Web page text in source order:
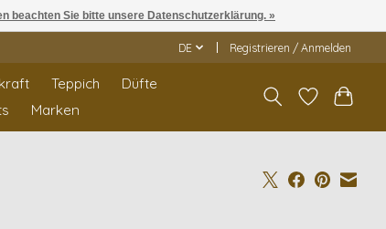
DE Registrieren / Anmelden
Teppich
Düfte
Marken
beachten Sie bitte unsere Datenschutzerklärung. »